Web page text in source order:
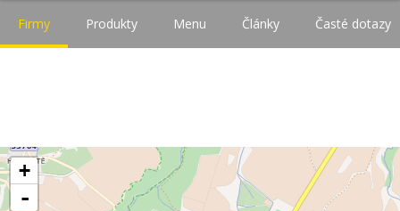
Firmy Produkty Menu Články Časté dotazy
+
-